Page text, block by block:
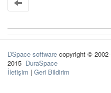
DSpace software copyright © 2002-
2015 DuraSpace
İletişim | Geri Bildirim